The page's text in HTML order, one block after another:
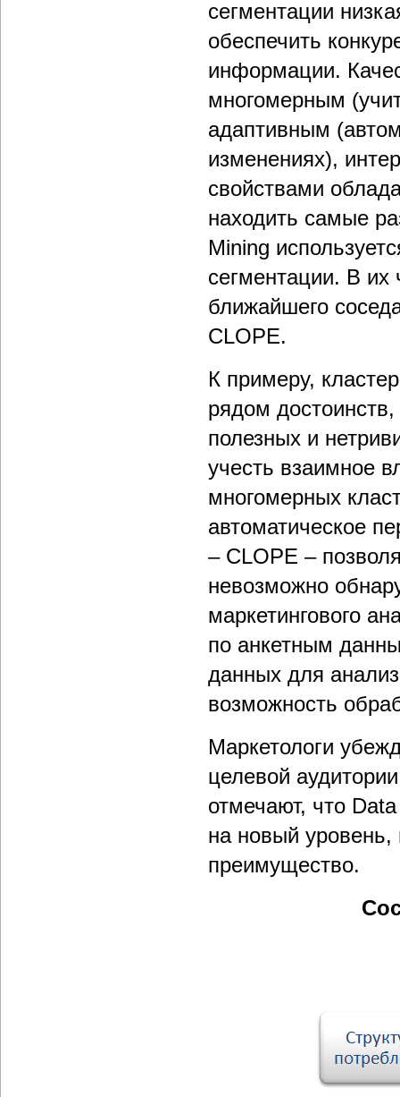
сегментации
обеспечить
информации.
многомерным
адаптивным
изменениях),
свойствами
находить самые
Mining
сегментации. В их
ближайшего
CLOPE.
К примеру,
рядом
полезных и
учесть взаимное
многомерных
автоматическое
– CLOPE –
невозможно
маркетингового
по анкетным
данных для
возможность
Маркетологи
целевой
отмечают, что
на новый
преимущество.